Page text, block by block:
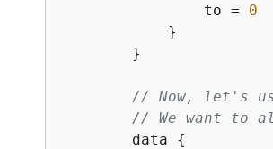
                to =
0
            }
        }
// Now, let's
// We want to
        data
{